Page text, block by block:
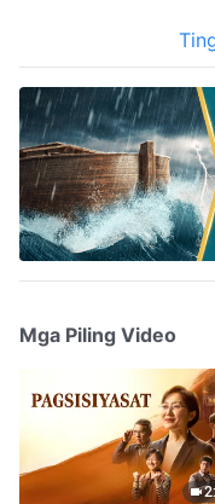
Mga Piling Video